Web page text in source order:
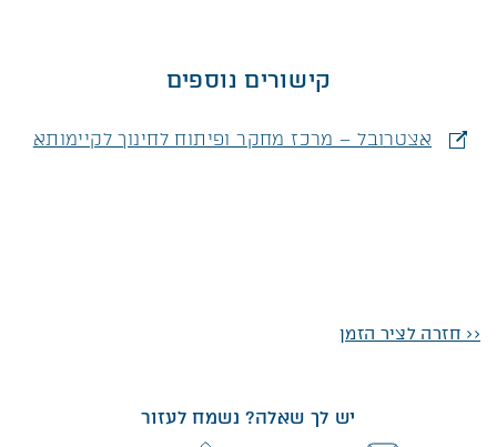
קישורים נוספים
אצטרובל – מרכז מחקר ופיתוח לחינוך לקיימותא
<< חזרה לציר הזמן
יש לך שאלה? נשמח לעזור